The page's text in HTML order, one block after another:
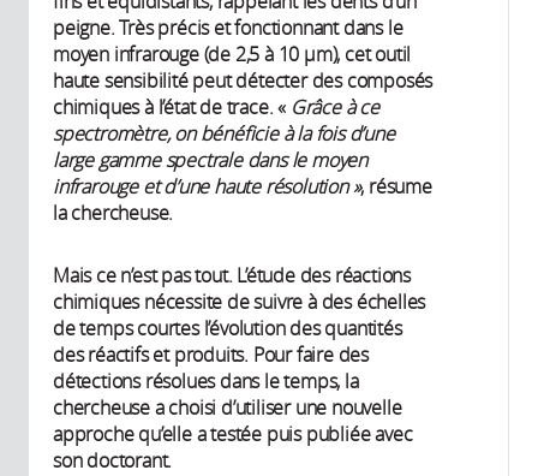
peigne. Très précis et fonctionnant dans le
moyen infrarouge (de 2,5 à 10 µm), cet outil
haute sensibilité peut détecter des composés
chimiques à l’état de trace. « Grâce à ce
spectromètre, on bénéficie à la fois d’une
large gamme spectrale dans le moyen
infrarouge et d’une haute résolution », résume
la chercheuse.
Mais ce n’est pas tout. L’étude des réactions
chimiques nécessite de suivre à des échelles
de temps courtes l’évolution des quantités
des réactifs et produits. Pour faire des
détections résolues dans le temps, la
chercheuse a choisi d’utiliser une nouvelle
approche qu’elle a testée puis publiée avec
son doctorant.